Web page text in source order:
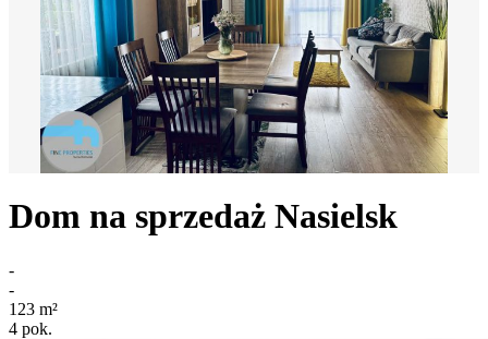
Dom na sprzedaż Nasielsk
-
-
123 m²
4 pok.